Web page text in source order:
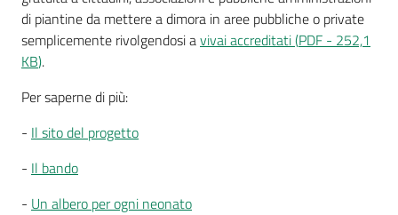
t
e
o
F
i
r
di piantine da mettere a dimora in aree pubbliche o private
semplicemente rivolgendosi avivai accreditati(PDF - 252,1
KB).
Per saperne di più:
- Il sito del progetto
- Il bando
- Un albero per ogni neonato